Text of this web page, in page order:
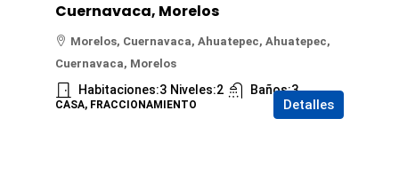
Cuernavaca, Morelos
Morelos, Cuernavaca, Ahuatepec, Ahuatepec,
Cuernavaca, Morelos
Habitaciones:3 Niveles:2 Baños:3
CASA, FRACCIONAMIENTO Detalles